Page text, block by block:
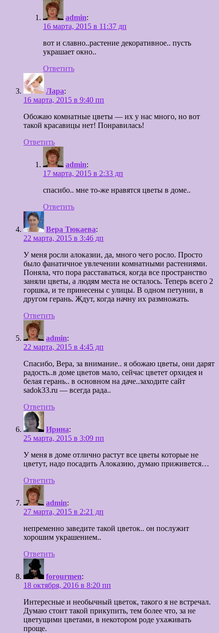
admin:
16 марта, 2015 в 11:37 дп
вот и славно..растение декоративное.. пусть
украшает окно..
Ответить
Лара:
16 марта, 2015 в 9:40 пп
Обожаю комнатные цветы — их у нас много, но вот
такой красавицы нет! Понравилась!
Ответить
admin:
17 марта, 2015 в 2:33 дп
спасибо.. мне то-же нравятся цветы в доме..
Ответить
Вера Тюкаева:
22 марта, 2015 в 3:46 дп
У меня росли алоказии, да, много чего росло. Просто
было фанатичное увлечении комнатными растениями.
Поняла, что пора расставаться, когда все пространство
заняли цветы, а людям места не осталось. Теперь всего 2
горшка, и те принесены с улицы. В одном петунии, в
другом герань. Ждут, когда начну их размножать.
Ответить
admin:
22 марта, 2015 в 4:45 дп
Спасибо, Вера, за внимание.. я обожаю цветы, они дарят
радость..в доме цветов мало, сейчас цветет орхидея и
белая герань.. в основном на даче..заходите сайт
sadok33.ru — всегда рада..
Ответить
Ирина:
25 марта, 2015 в 3:09 пп
У меня в доме отлично растут все цветы которые не
цветут, надо посадить Алоказию, думаю приживется…
Ответить
admin:
27 марта, 2015 в 2:21 дп
непременно заведите такой цветок.. он послужит
хорошим украшением..
Ответить
forourmen:
18 октября, 2016 в 8:20 пп
Интересные и необычный цветок, такого я не встречал.
Думаю стоит такой прикупить, тем более что, за не
цветущими цветами, в некотором роде ухаживать
проще.